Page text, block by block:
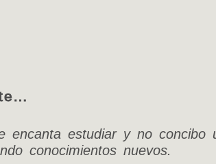
encanta estudiar y no concibo
conocimientos nuevos.